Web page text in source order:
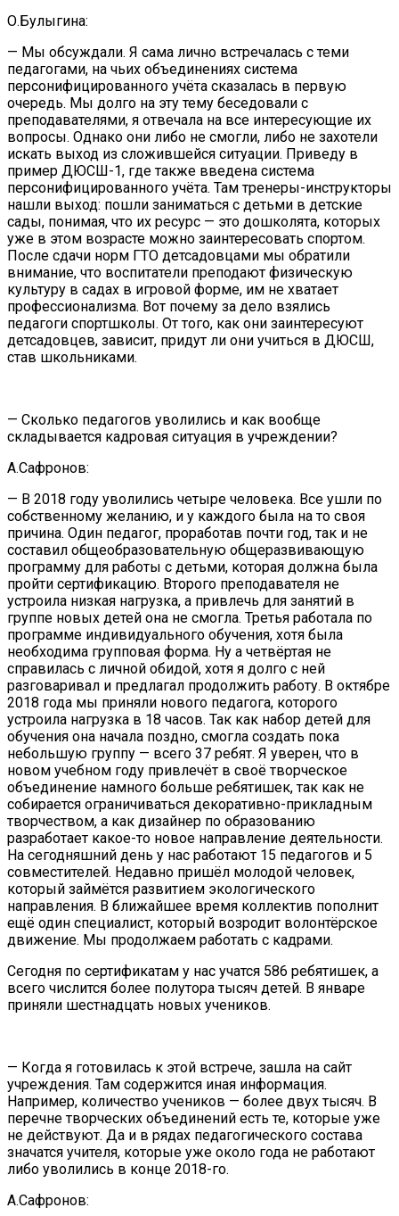
О.Булыгина:
— Мы обсуждали. Я сама лично встречалась с теми
педагогами, на чьих объединениях система
персонифицированного учёта сказалась в первую
очередь. Мы долго на эту тему беседовали с
преподавателями, я отвечала на все интересующие их
вопросы. Однако они либо не смогли, либо не захотели
искать выход из сложившейся ситуации. Приведу в
пример ДЮСШ-1, где также введена система
персонифицированного учёта. Там тренеры-инструкторы
нашли выход: пошли заниматься с детьми в детские
сады, понимая, что их ресурс — это дошколята, которых
уже в этом возрасте можно заинтересовать спортом.
После сдачи норм ГТО детсадовцами мы обратили
внимание, что воспитатели преподают физическую
культуру в садах в игровой форме, им не хватает
профессионализма. Вот почему за дело взялись
педагоги спортшколы. От того, как они заинтересуют
детсадовцев, зависит, придут ли они учиться в ДЮСШ,
став школьниками.
— Сколько педагогов уволились и как вообще
складывается кадровая ситуация в учреждении?
А.Сафронов:
— В 2018 году уволились четыре человека. Все ушли по
собственному желанию, и у каждого была на то своя
причина. Один педагог, проработав почти год, так и не
составил общеобразовательную общеразвивающую
программу для работы с детьми, которая должна была
пройти сертификацию. Второго преподавателя не
устроила низкая нагрузка, а привлечь для занятий в
группе новых детей она не смогла. Третья работала по
программе индивидуального обучения, хотя была
необходима групповая форма. Ну а четвёртая не
справилась с личной обидой, хотя я долго с ней
разговаривал и предлагал продолжить работу. В октябре
2018 года мы приняли нового педагога, которого
устроила нагрузка в 18 часов. Так как набор детей для
обучения она начала поздно, смогла создать пока
небольшую группу — всего 37 ребят. Я уверен, что в
новом учебном году привлечёт в своё творческое
объединение намного больше ребятишек, так как не
собирается ограничиваться декоративно-прикладным
творчеством, а как дизайнер по образованию
разработает какое-то новое направление деятельности.
На сегодняшний день у нас работают 15 педагогов и 5
совместителей. Недавно пришёл молодой человек,
который займётся развитием экологического
направления. В ближайшее время коллектив пополнит
ещё один специалист, который возродит волонтёрское
движение. Мы продолжаем работать с кадрами.
Сегодня по сертификатам у нас учатся 586 ребятишек, а
всего числится более полутора тысяч детей. В январе
приняли шестнадцать новых учеников.
— Когда я готовилась к этой встрече, зашла на сайт
учреждения. Там содержится иная информация.
Например, количество учеников — более двух тысяч. В
перечне творческих объединений есть те, которые уже
не действуют. Да и в рядах педагогического состава
значатся учителя, которые уже около года не работают
либо уволились в конце 2018-го.
А.Сафронов: